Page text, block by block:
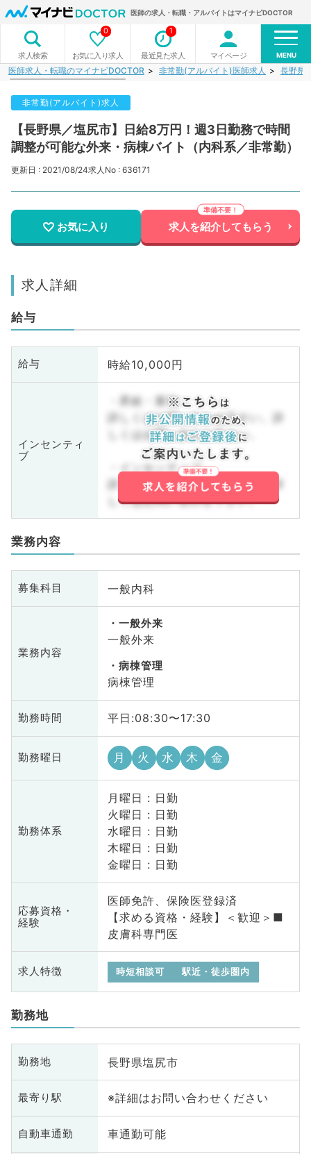
医師の求人・転職・アルバイトはマイナビDOCTOR
求人検索 お気に入り求人
0
最近見た求人
1
マイページ MENU
医師求人・転職のマイナビDOCTOR 非常勤(アルバイト)医師求人 長野県
非常勤(アルバイト)求人
【長野県／塩尻市】日給8万円！週3日勤務で時間
調整が可能な外来・病棟バイト（内科系／非常勤）
更新日 : 2021/08/24求人No : 636171
お気に入り 求人を紹介してもらう
求人詳細
給与
給与 時給10,000円
インセンティ
ブ
・昇給・賞与
詳しくはお問い合わせ下さい。詳
しくはお問い合わせ下さい。
・インセンティブ
詳しくはお問い合わせ下さい。詳
しくはお問い合わせ下さい。
業務内容
募集科目 一般内科
業務内容
一般外来
一般外来
病棟管理
病棟管理
勤務時間 平日:08:30〜17:30
勤務曜日 月 火 水 木 金
勤務体系
月曜日 : 日勤
火曜日 : 日勤
水曜日 : 日勤
木曜日 : 日勤
金曜日 : 日勤
応募資格・
経験
医師免許、保険医登録済
【求める資格・経験】＜歓迎＞■
皮膚科専門医
求人特徴 時短相談可 駅近・徒歩圏内
勤務地
勤務地 長野県塩尻市
最寄り駅 ※詳細はお問い合わせください
自動車通勤 車通勤可能